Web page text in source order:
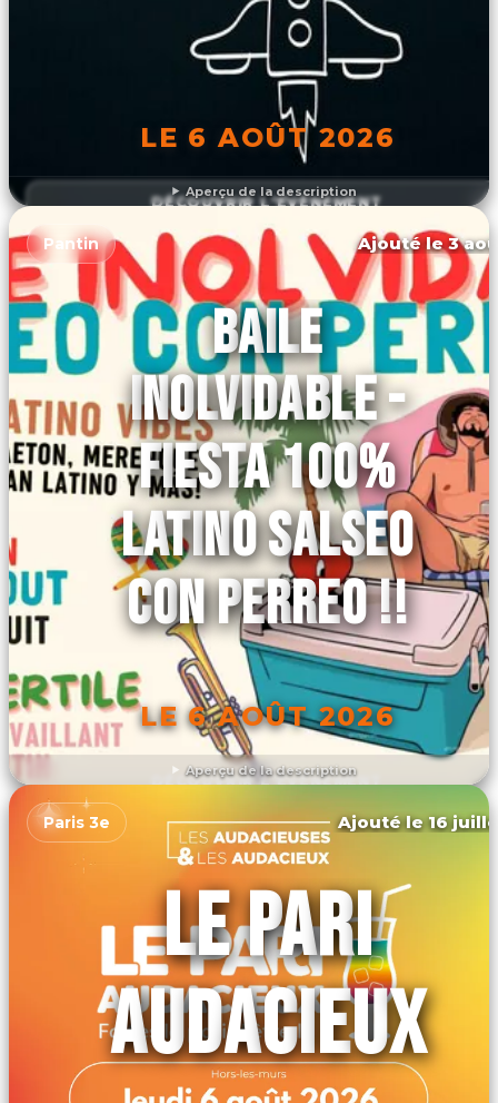
Aperçu de la description
LE 6 AOÛT 2026
DÉCOUVRIR L'ÉVÉNEMENT
Aperçu de la description
Pantin Ajouté le 3
BAILE
INOLVIDABLE -
FIESTA 100%
LATINO SALSEO
CON PERREO !!
LE 6 AOÛT 2026
DÉCOUVRIR L'ÉVÉNEMENT
Paris 3e Ajouté le 16
LE PARI
AUDACIEUX